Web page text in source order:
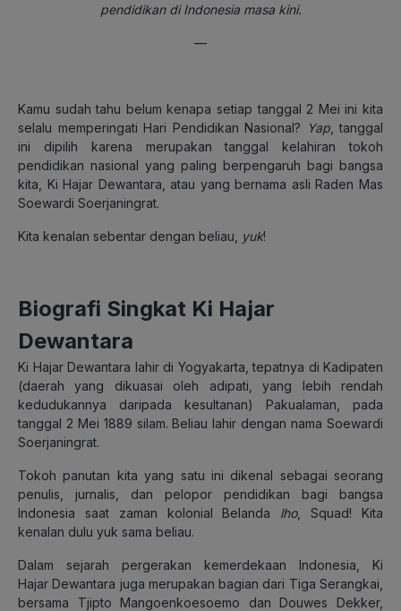
pendidikan di Indonesia masa kini.
—
Kamu sudah tahu belum kenapa setiap tanggal 2 Mei ini kita
selalu memperingati Hari Pendidikan Nasional?
Yap, tanggal
ini dipilih karena merupakan tanggal kelahiran tokoh
pendidikan nasional yang paling berpengaruh bagi bangsa
kita, Ki Hajar Dewantara, atau yang bernama asli Raden Mas
Soewardi Soerjaningrat.
Kita kenalan sebentar dengan beliau, yuk!
Biografi Singkat Ki Hajar
Dewantara
Ki Hajar Dewantara lahir di Yogyakarta, tepatnya di Kadipaten
(daerah yang dikuasai oleh adipati, yang lebih rendah
kedudukannya daripada kesultanan) Pakualaman, pada
tanggal 2 Mei 1889 silam. Beliau lahir dengan nama Soewardi
Soerjaningrat.
Tokoh panutan kita yang satu ini dikenal sebagai seorang
penulis, jurnalis, dan pelopor pendidikan bagi bangsa
Indonesia saat zaman kolonial Belanda lho, Squad! Kita
kenalan dulu yuk sama beliau.
Dalam sejarah pergerakan kemerdekaan Indonesia, Ki
Hajar Dewantara juga merupakan bagian dari Tiga Serangkai,
bersama Tjipto Mangoenkoesoemo dan Douwes Dekker,